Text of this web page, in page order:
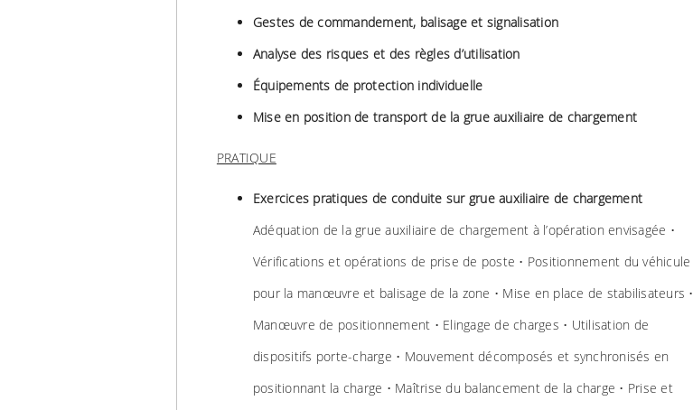
Gestes de commandement, balisage et signalisation
Analyse des risques et des règles d’utilisation
Équipements de protection individuelle
Mise en position de transport de la grue auxiliaire de chargement
PRATIQUE
Exercices pratiques de conduite sur grue auxiliaire de chargement
Adéquation de la grue auxiliaire de chargement à l’opération envisagée •
Vérifications et opérations de prise de poste • Positionnement du véhicule
pour la manœuvre et balisage de la zone • Mise en place de stabilisateurs •
Manœuvre de positionnement • Elingage de charges • Utilisation de
dispositifs porte-charge • Mouvement décomposés et synchronisés en
positionnant la charge • Maîtrise du balancement de la charge • Prise et